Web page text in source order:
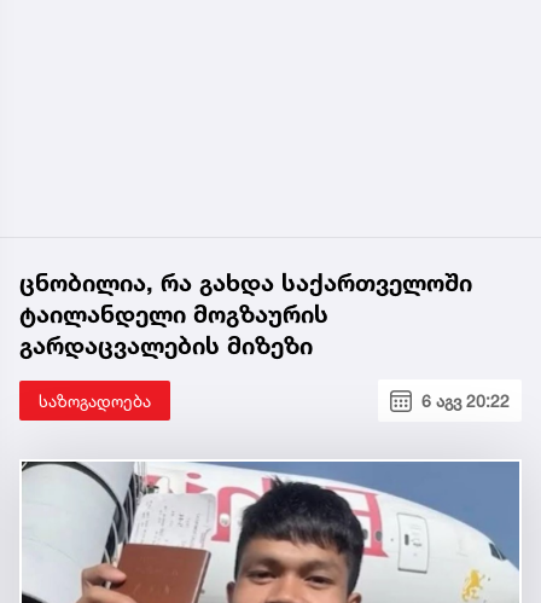
ცნობილია, რა გახდა საქართველოში
ტაილანდელი მოგზაურის
გარდაცვალების მიზეზი
საზოგადოება 6 აგვ 20:22